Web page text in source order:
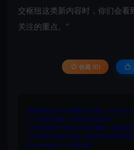
交枢纽这类新内容时，你们会看
关注的重点。”
收藏 (0)
1.网站内所有文件均为网络共享资源，本站仅做
流，严禁商业用途，否则自行承担后果。
2.所有资源请于下载后24小时内删除。如需体验
3.所有内容均来自互联网。如侵犯您的版权或利
cvformat#gmail.com (#换为@)